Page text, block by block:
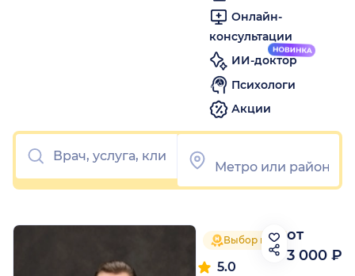
Онлайн-
консультации
ИИ-доктор
Психологи
Акции
Выбор пациентов 2025
5.0
от
3 000 ₽